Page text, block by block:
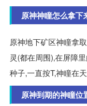
原神神瞳怎么拿下
原神地下矿区神瞳拿
灵(都在周围),在屏障
种子,一直按T,神瞳在
原神到期的神瞳位